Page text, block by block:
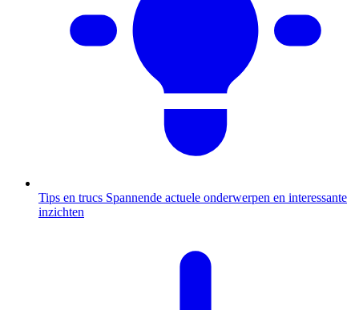
Tips en trucs Spannende actuele onderwerpen en interessante
inzichten